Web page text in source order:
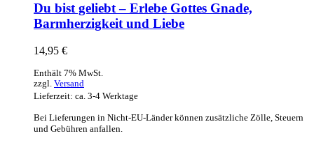
Du bist geliebt – Erlebe Gottes Gnade,
Barmherzigkeit und Liebe
14,95 €
Enthält 7% MwSt.
zzgl. Versand
Lieferzeit: ca. 3-4 Werktage
Bei Lieferungen in Nicht-EU-Länder können zusätzliche Zölle, Steuern
und Gebühren anfallen.